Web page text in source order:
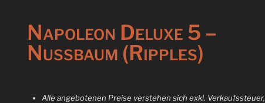
Napoleon Deluxe 5 –
Nussbaum (Ripples)
Alle angebotenen Preise verstehen sich exkl. Verkaufssteuer,